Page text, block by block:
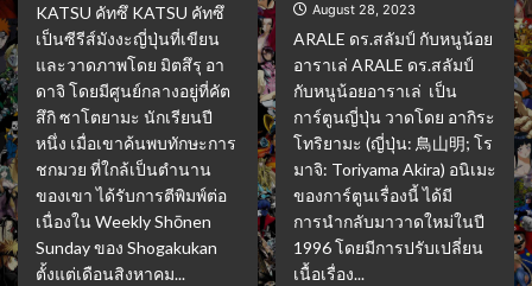
KATSU คัทซึ KATSU คัทซึ
เป็นซีรีส์มังงะญี่ปุ่นที่เขียน
และวาดภาพโดย มิตสึรุ อา
ดาจิ โดยมีศูนย์กลางอยู่ที่คัต
สึกิ ซาโตยามะ นักเรียนปี
หนึ่ง เมื่อเขาค้นพบทักษะการ
ชกมวย ที่ใกล้เป็นตำนาน
ของเขา ได้รับการตีพิมพ์ต่อ
เนื่องใน Weekly Shōnen
Sunday ของ Shogakukan
ตั้งแต่เดือนสิงหาคม...
August 28, 2023
ARALE ดร.สลัมป์ กับหนูน้อย
อาราเล่ ARALE ดร.สลัมป์
กับหนูน้อยอาราเล่ เป็น
การ์ตูนญี่ปุ่น วาดโดย อากิระ
โทริยามะ (ญี่ปุ่น: 鳥山明; โร
มาจิ: Toriyama Akira) อนิเมะ
ของการ์ตูนเรื่องนี้ ได้มี
การนำกลับมาวาดใหม่ในปี
1996 โดยมีการปรับเปลี่ยน
เนื้อเรื่อง...